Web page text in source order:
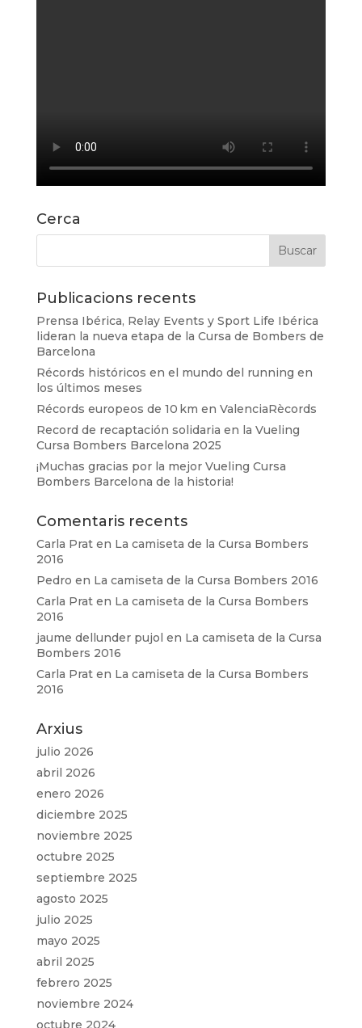
Cerca
Publicacions recents
Prensa Ibérica, Relay Events y Sport Life Ibérica
lideran la nueva etapa de la Cursa de Bombers de
Barcelona
Récords históricos en el mundo del running en
los últimos meses
Récords europeos de 10 km en ValenciaRècords
Record de recaptación solidaria en la Vueling
Cursa Bombers Barcelona 2025
¡Muchas gracias por la mejor Vueling Cursa
Bombers Barcelona de la historia!
Comentaris recents
Carla Praten La camiseta de la Cursa Bombers
2016
Pedro en La camiseta de la Cursa Bombers 2016
Carla Praten La camiseta de la Cursa Bombers
2016
jaume dellunder pujol en La camiseta de la Cursa
Bombers 2016
Carla Praten La camiseta de la Cursa Bombers
2016
Arxius
julio 2026
abril 2026
enero 2026
diciembre 2025
noviembre 2025
octubre 2025
septiembre 2025
agosto 2025
julio 2025
mayo 2025
abril 2025
febrero 2025
noviembre 2024
octubre 2024